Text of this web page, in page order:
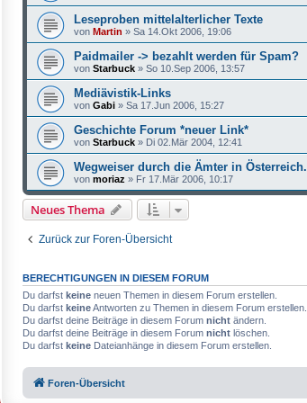
Leseproben mittelalterlicher Texte
von Martin » Sa 14.Okt 2006, 19:06
Paidmailer -> bezahlt werden für Spam?
von Starbuck » So 10.Sep 2006, 13:57
Mediävistik-Links
von Gabi » Sa 17.Jun 2006, 15:27
Geschichte Forum *neuer Link*
von Starbuck » Di 02.Mär 2004, 12:41
Wegweiser durch die Ämter in Österreich.
von moriaz » Fr 17.Mär 2006, 10:17
Neues Thema
Zurück zur Foren-Übersicht
BERECHTIGUNGEN IN DIESEM FORUM
Du darfst keine neuen Themen in diesem Forum erstellen.
Du darfst keineAntworten zu Themen in diesem Forum erstellen.
Du darfst deine Beiträge in diesem Forum nicht ändern.
Du darfst deine Beiträge in diesem Forum nicht löschen.
Du darfst keine Dateianhänge in diesem Forum erstellen.
Foren-Übersicht